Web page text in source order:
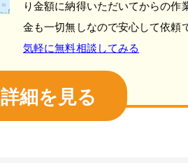
り金額に納得いただいてからの作
金も一切無しなので安心して依頼
気軽に無料相談してみる
詳細を見る